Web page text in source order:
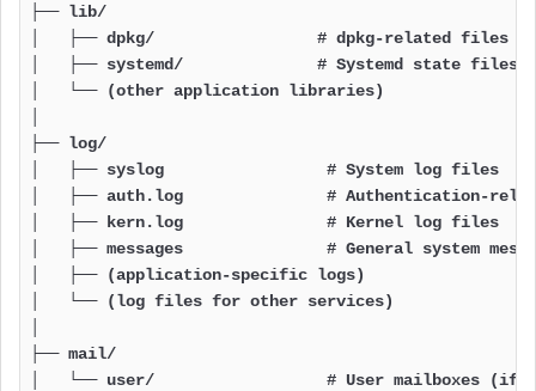
├── lib/
│   ├── dpkg/                 # dpkg-related files for
│   ├── systemd/              # Systemd state files
│   └── (other application libraries)
├── log/
│   ├── syslog                 # System log files
│   ├── auth.log               # Authentication-
│   ├── kern.log               # Kernel log files
│   ├── messages               # General system
│   ├── (application-specific logs)
│   └── (log files for other services)
├── mail/
│   └── user/                  # User mailboxes (if